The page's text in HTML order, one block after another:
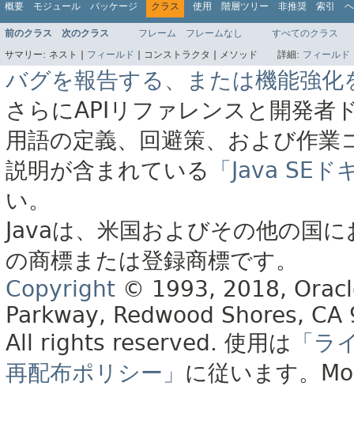
概要 モジュール パッケージ クラス 使用 階層ツリー 非推奨 索引
前のクラス 次のクラス フレーム フレームなし
すべてのクラス
サマリー: ネスト | フィールド | コンストラクタ | メソッド 詳細: フィールド
バグを報告する、または機能強化
さらにAPIリファレンスと開発者
用語の定義、回避策、および作
説明が含まれている
「Java SE
い。
Javaは、米国およびその他の国
の商標または登録商標です。
Copyright © 1993, 2018,
Parkway, Redwood Shores, CA
All rights reserved. 使用は 「ラ
再配布ポリシー」 に従います。